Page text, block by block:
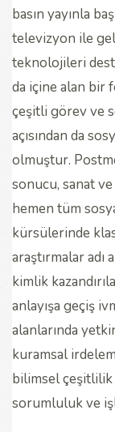
basın yayınla
televizyon ile
teknolojileri
da içine alan bir
çeşitli görev ve
açısından da
olmuştur.
sonucu, sanat
hemen tüm
kürsülerinde
araştırmalar adı
kimlik
anlayışa geçiş
alanlarında
kuramsal
bilimsel çeşitlilik
sorumluluk ve